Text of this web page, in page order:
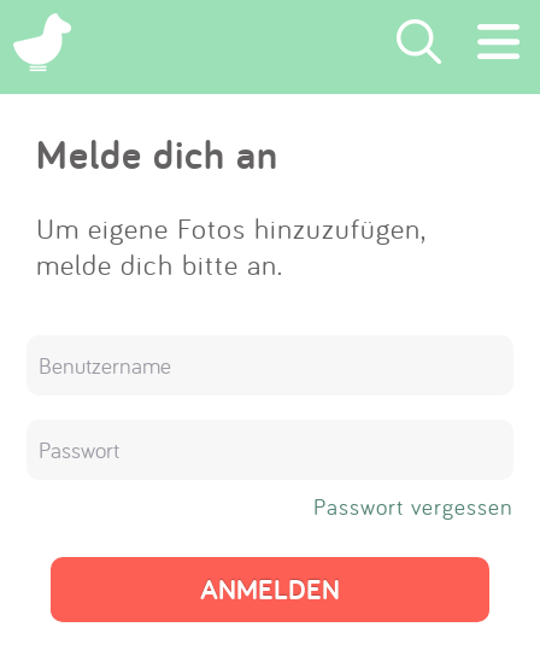
×
Suchen
Eintragen
App
Melde dich an
Um eigene Fotos hinzuzufügen,
melde dich bitte an.
Passwort vergessen